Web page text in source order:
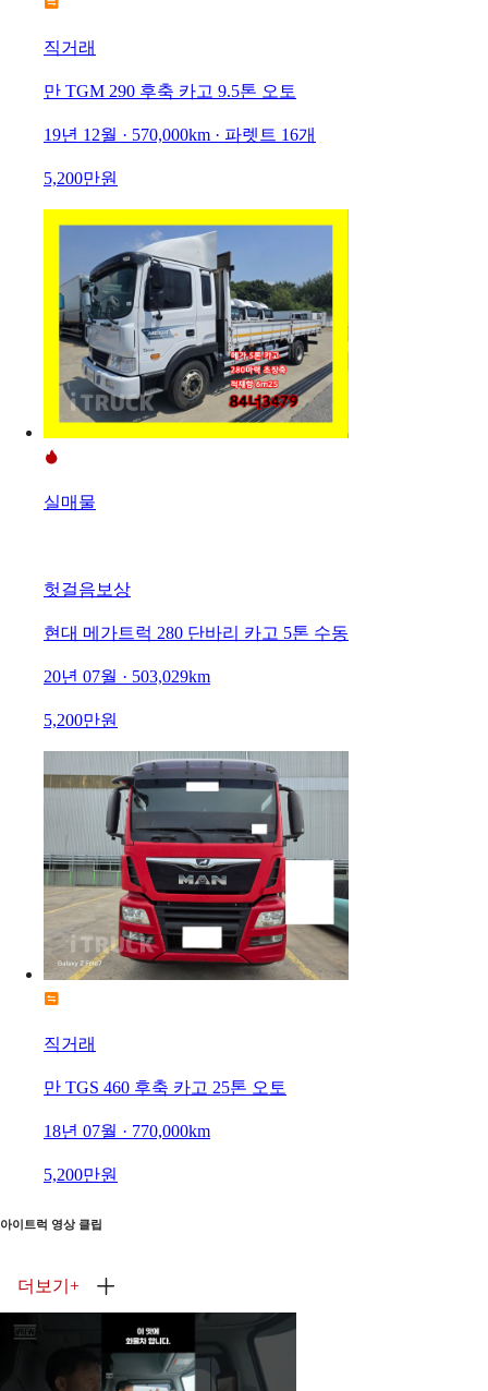
직거래
만 TGM 290 후축 카고 9.5톤 오토
19년 12월 · 570,000km · 파렛트 16개
5,200만원
실매물
헛걸음보상
현대 메가트럭 280 단바리 카고 5톤 수동
20년 07월 · 503,029km
5,200만원
직거래
만 TGS 460 후축 카고 25톤 오토
18년 07월 · 770,000km
5,200만원
아이트럭 영상 클립
더보기 +